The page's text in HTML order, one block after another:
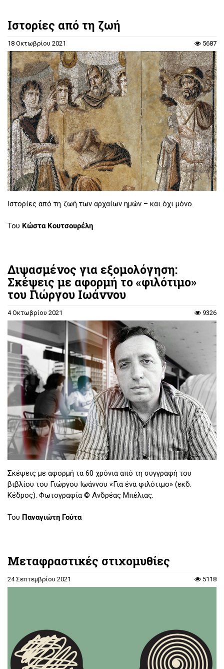
Ιστορίες από τη ζωή
18 Οκτωβρίου 2021 5687
Ιστορίες από τη ζωή των αρχαίων ημών – και όχι μόνο.
Του Κώστα Κουτσουρέλη
Διψασμένος για εξομολόγηση:
Σκέψεις με αφορμή το «φιλότιμο»
του Γιώργου Ιωάννου
4 Οκτωβρίου 2021 9326
Σκέψεις με αφορμή τα 60 χρόνια από τη συγγραφή του
βιβλίου του Γιώργου Ιωάννου «Για ένα φιλότιμο» (εκδ.
Κέδρος). Φωτογραφία © Ανδρέας Μπέλιας.
Του Παναγιώτη Γούτα
Μεταφραστικές στιχομυθίες
24 Σεπτεμβρίου 2021 5118